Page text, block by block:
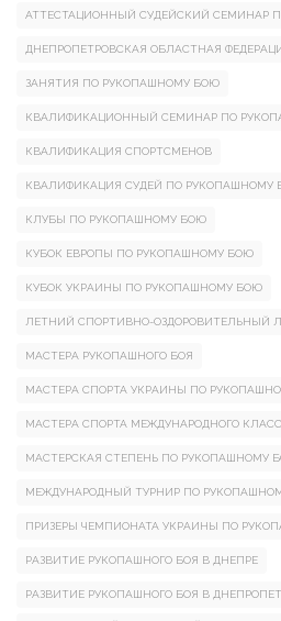
АТТЕСТАЦИОННЫЙ СУДЕЙСКИЙ СЕМИНАР
ДНЕПРОПЕТРОВСКАЯ ОБЛАСТНАЯ
ЗАНЯТИЯ ПО РУКОПАШНОМУ БОЮ
КВАЛИФИКАЦИОННЫЙ СЕМИНАР ПО
КВАЛИФИКАЦИЯ СПОРТСМЕНОВ
КВАЛИФИКАЦИЯ СУДЕЙ ПО РУКОПАШНОМУ
КЛУБЫ ПО РУКОПАШНОМУ БОЮ
КУБОК ЕВРОПЫ ПО РУКОПАШНОМУ БОЮ
КУБОК УКРАИНЫ ПО РУКОПАШНОМУ БОЮ
ЛЕТНИЙ СПОРТИВНО-ОЗДОРОВИТЕЛЬНЫЙ
МАСТЕРА РУКОПАШНОГО БОЯ
МАСТЕРА СПОРТА УКРАИНЫ ПО
МАСТЕРА СПОРТА МЕЖДУНАРОДНОГО
МАСТЕРСКАЯ СТЕПЕНЬ ПО РУКОПАШНОМУ
МЕЖДУНАРОДНЫЙ ТУРНИР ПО
ПРИЗЕРЫ ЧЕМПИОНАТА УКРАИНЫ ПО
РАЗВИТИЕ РУКОПАШНОГО БОЯ В ДНЕПРЕ
РАЗВИТИЕ РУКОПАШНОГО БОЯ В